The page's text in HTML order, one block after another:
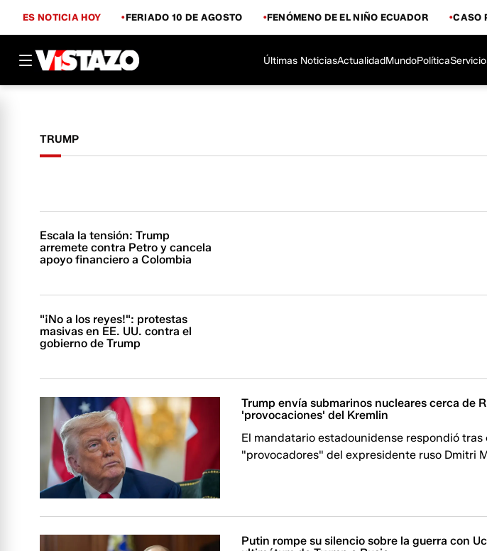
ES NOTICIA HOY FERIADO 10 DE AGOSTO FENÓMENO DE EL NIÑO ECUADOR CASO
Últimas NoticiasActualidadMundoPolítica
TRUMP
Escala la tensión: Trump
arremete contra Petro y cancela
apoyo financiero a Colombia
"¡No a los reyes!": protestas
masivas en EE. UU. contra el
gobierno de Trump
Trump envía submarinos nucleares cerca de
'provocaciones' del Kremlin
El mandatario estadounidense respondió tras
"provocadores" del expresidente ruso Dmitri
Putin rompe su silencio sobre la guerra con